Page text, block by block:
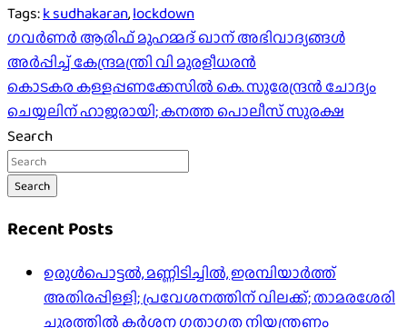
Tags:k sudhakaran,lockdown
Post
navigation
ഗവർണർ ആരിഫ് മുഹമ്മദ് ഖാന് അഭിവാദ്യങ്ങൾ
അർപ്പിച്ച് കേന്ദ്രമന്ത്രി വി മുരളീധരൻ
കൊടകര കള്ളപ്പണക്കേസില്‍ കെ. സുരേന്ദ്രന്‍ ചോദ്യം
ചെയ്യലിന് ഹാജരായി; കനത്ത പൊലീസ് സുരക്ഷ
Search
Search
Recent Posts
ഉരുൾപൊട്ടൽ, മണ്ണിടിച്ചിൽ, ഇരമ്പിയാര്‍ത്ത്
അതിരപ്പിള്ളി; പ്രവേശനത്തിന് വിലക്ക്; താമരശേരി
ചുരത്തില്‍ കര്‍ശന ഗതാഗത നിയന്ത്രണം